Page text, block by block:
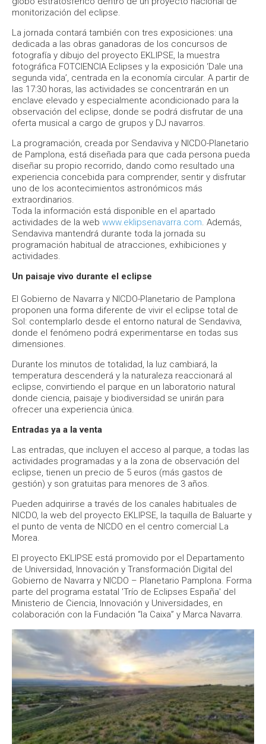
monitorización del eclipse.
La jornada contará también con tres exposiciones: una
dedicada a las obras ganadoras de los concursos de
fotografía y dibujo del proyecto EKLIPSE, la muestra
fotográfica FOTCIENCIA Eclipses y la exposición ‘Dale una
segunda vida’, centrada en la economía circular. A partir de
las 17:30 horas, las actividades se concentrarán en un
enclave elevado y especialmente acondicionado para la
observación del eclipse, donde se podrá disfrutar de una
oferta musical a cargo de grupos y DJ navarros.
La programación, creada por Sendaviva y NICDO-Planetario
de Pamplona, está diseñada para que cada persona pueda
diseñar su propio recorrido, dando como resultado una
experiencia concebida para comprender, sentir y disfrutar
uno de los acontecimientos astronómicos más
extraordinarios.
Toda la información está disponible en el apartado
actividades de la web www.eklipsenavarra.com. Además,
Sendaviva mantendrá durante toda la jornada su
programación habitual de atracciones, exhibiciones y
actividades.
Un paisaje vivo durante el eclipse
El Gobierno de Navarra y NICDO-Planetario de Pamplona
proponen una forma diferente de vivir el eclipse total de
Sol: contemplarlo desde el entorno natural de Sendaviva,
donde el fenómeno podrá experimentarse en todas sus
dimensiones.
Durante los minutos de totalidad, la luz cambiará, la
temperatura descenderá y la naturaleza reaccionará al
eclipse, convirtiendo el parque en un laboratorio natural
donde ciencia, paisaje y biodiversidad se unirán para
ofrecer una experiencia única.
Entradas ya a la venta
Las entradas, que incluyen el acceso al parque, a todas las
actividades programadas y a la zona de observación del
eclipse, tienen un precio de 5 euros (más gastos de
gestión) y son gratuitas para menores de 3 años.
Pueden adquirirse a través de los canales habituales de
NICDO, la web del proyecto EKLIPSE, la taquilla de Baluarte y
el punto de venta de NICDO en el centro comercial La
Morea.
El proyecto EKLIPSE está promovido por el Departamento
de Universidad, Innovación y Transformación Digital del
Gobierno de Navarra y NICDO – Planetario Pamplona. Forma
parte del programa estatal 'Trío de Eclipses España' del
Ministerio de Ciencia, Innovación y Universidades, en
colaboración con la Fundación “la Caixa” y Marca Navarra.